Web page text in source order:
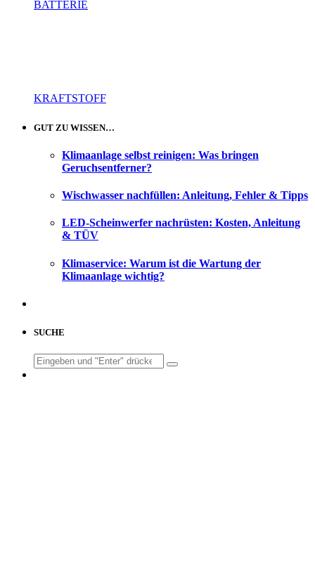
BATTERIE
KRAFTSTOFF
GUT ZU WISSEN…
Klimaanlage selbst reinigen: Was bringen
Geruchsentferner?
Wischwasser nachfüllen: Anleitung, Fehler & Tipps
LED-Scheinwerfer nachrüsten: Kosten, Anleitung
& TÜV
Klimaservice: Warum ist die Wartung der
Klimaanlage wichtig?
SUCHE
Search
for: